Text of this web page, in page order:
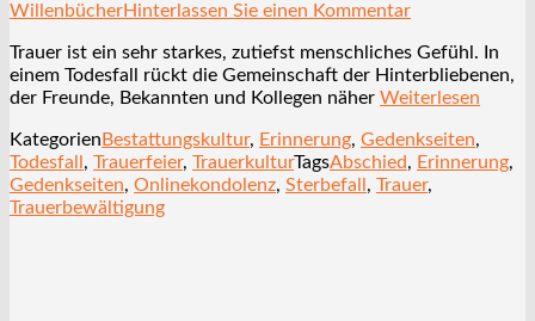
WillenbücherHinterlassen Sie einen Kommentar
Trauer ist ein sehr starkes, zutiefst menschliches Gefühl. In
einem Todesfall rückt die Gemeinschaft der Hinterbliebenen,
der Freunde, Bekannten und Kollegen näher Weiterlesen
Kategorien Bestattungskultur, Erinnerung, Gedenkseiten,
Todesfall , Trauerfeier, TrauerkulturTagsAbschied, Erinnerung,
Gedenkseiten, Onlinekondolenz, Sterbefall , Trauer,
Trauerbewältigung